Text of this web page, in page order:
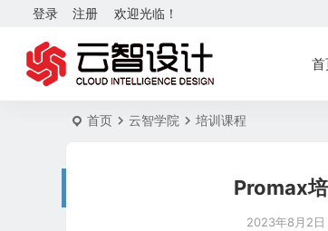
欢迎光临！
登录 注册
首页 云智学院 培训课程
Promax
2023年8月2